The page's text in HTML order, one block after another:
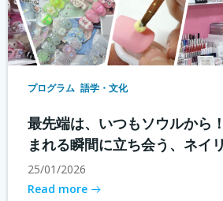
プログラム 語学・文化
最先端は、いつもソウルから
まれる瞬間に立ち会う、ネイ
25/01/2026
Read more